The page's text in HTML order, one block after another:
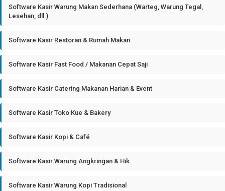
Software Kasir Warung Makan Sederhana (Warteg, Warung Tegal,
Lesehan, dll.)
Software Kasir Restoran & Rumah Makan
Software Kasir Fast Food / Makanan Cepat Saji
Software Kasir Catering Makanan Harian & Event
Software Kasir Toko Kue & Bakery
Software Kasir Kopi & Café
Software Kasir Warung Angkringan & Hik
Software Kasir Warung Kopi Tradisional